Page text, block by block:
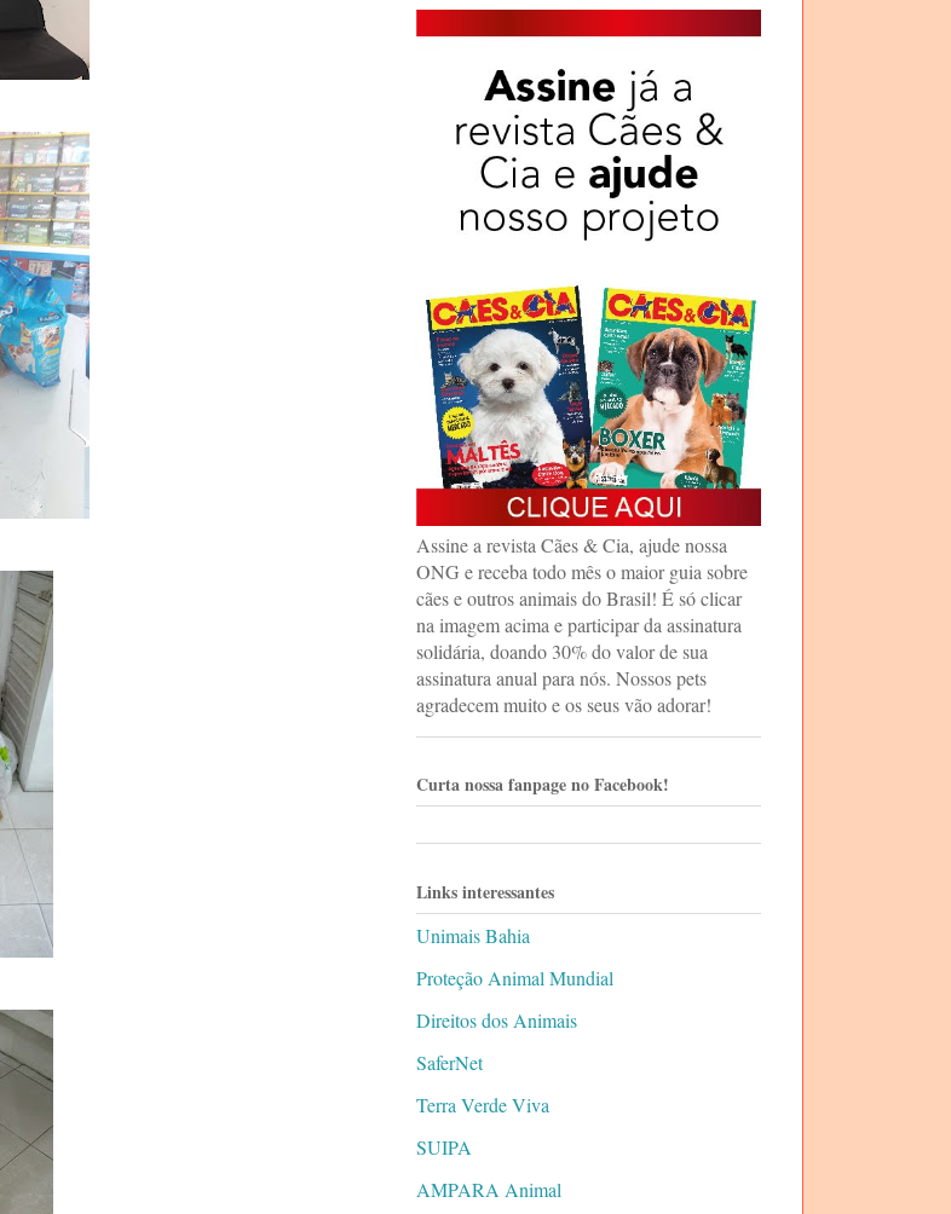
Assine a revista Cães & Cia, ajude nossa
ONG e receba todo mês o maior guia sobre
cães e outros animais do Brasil! É só clicar
na imagem acima e participar da assinatura
solidária, doando 30% do valor de sua
assinatura anual para nós. Nossos pets
agradecem muito e os seus vão adorar!
Curta nossa fanpage no Facebook!
Links interessantes
Unimais Bahia
Proteção Animal Mundial
Direitos dos Animais
SaferNet
Terra Verde Viva
SUIPA
AMPARA Animal